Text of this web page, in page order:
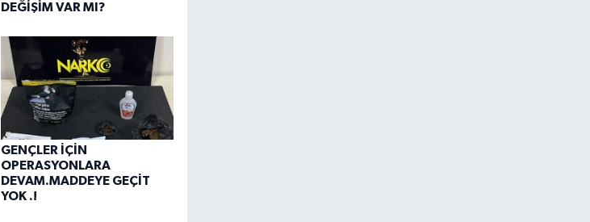
DEĞİŞİM VAR MI?
GENÇLER İÇİN
OPERASYONLARA
DEVAM.MADDEYE GEÇİT
YOK .!